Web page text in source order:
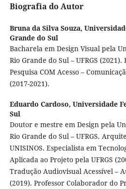
Biografia do Autor
Bruna da Silva Souza,
Grande do Sul
Bacharela em Design Visual pela
Rio Grande do Sul – UFRGS
Pesquisa COM Acesso –
(2017-2021).
Eduardo Cardoso, Universidade
Sul
Doutor e mestre em Design pela
Rio Grande do Sul – UFRGS.
UNISINOS. Especialista em
Aplicada ao Projeto pela UFRGS
Tradução Audiovisual Acessível –
(2019). Professor Colaborador do